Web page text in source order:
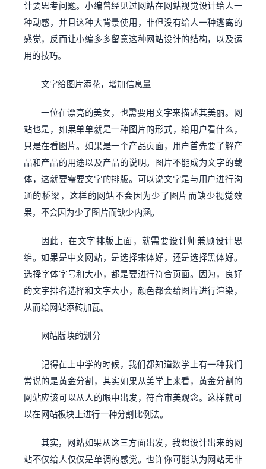
计要思考问题。小编曾经见过网站在网站视觉设计给人一
种动感，并且这种大背景使用，非但没有给人一种逃离的
感觉，反而让小编多多留意这种网站设计的结构，以及运
用的技巧。
文字给图片添花，增加信息量
一位在漂亮的美女，也需要用文字来描述其美丽。网
站也是，如果单单就是一种图片的形式，给用户看什么，
只是在看图片。如果是一个产品页面，用户首先要了解产
品和产品的用途以及产品的说明。图片不能成为文字的载
体，这就要需要文字的排版。可以说文字是与用户进行沟
通的桥梁，这样的网站不会因为少了图片而缺少视觉效
果，不会因为少了图片而缺少内涵。
因此，在文字排版上面，就需要设计师兼顾设计思
维。如果是中文网站，是选择宋体好，还是选择黑体好。
选择字体字号和大小，都是要进行符合页面。因为，良好
的文字排名选择和文字大小，颜色都会给图片进行渲染，
从而给网站添砖加瓦。
网站版块的划分
记得在上中学的时候，我们都知道数学上有一种我们
常说的是黄金分割，其实如果从美学上来看，黄金分割的
网站应该可以从人的眼中出发，符合审美观念。这样就可
以在网站板块上进行一种分割比例法。
其实，网站如果从这三方面出发，我想设计出来的网
站不仅给人仅仅是单调的感觉。也许你可能认为网站无非